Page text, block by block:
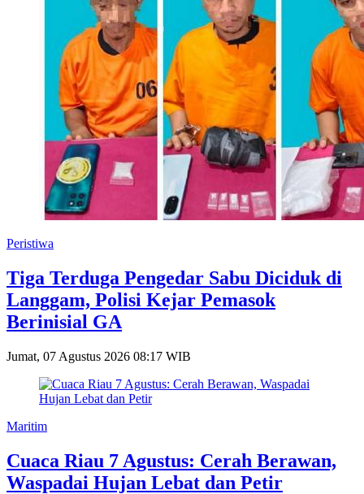
Peristiwa
Tiga Terduga Pengedar Sabu Diciduk di
Langgam, Polisi Kejar Pemasok
Berinisial GA
Jumat, 07 Agustus 2026 08:17 WIB
Maritim
Cuaca Riau 7 Agustus: Cerah Berawan,
Waspadai Hujan Lebat dan Petir